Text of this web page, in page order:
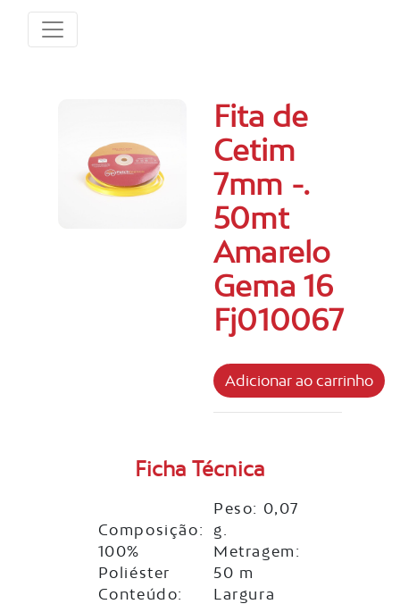
Fita de
Cetim
7mm -.
50mt
Amarelo
Gema 16
Fj010067
Ficha Técnica
Composição:
100%
Poliéster
Conteúdo:
Peso: 0,07
g.
Metragem:
50 m
Largura